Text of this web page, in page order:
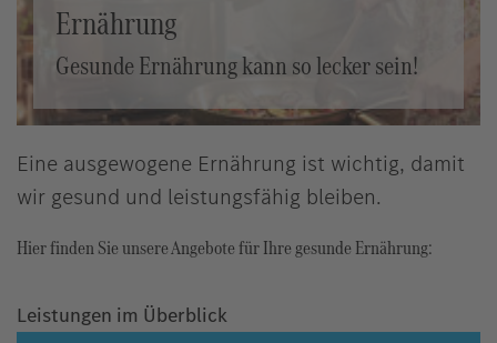
Ernährung
Gesunde Ernährung kann so lecker sein!
Eine ausgewogene Ernährung ist wichtig, damit
wir gesund und leistungsfähig bleiben.
Hier finden Sie unsere Angebote für Ihre gesunde Ernährung:
Leistungen im Überblick